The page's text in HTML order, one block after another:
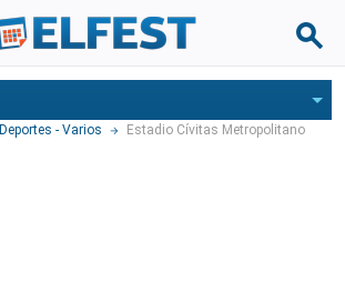
Deportes - Varios Estadio Cívitas Metropolitano